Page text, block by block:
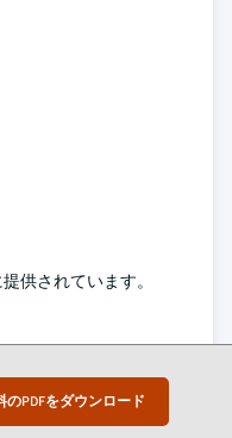
のPDFをダウンロード
供されています。